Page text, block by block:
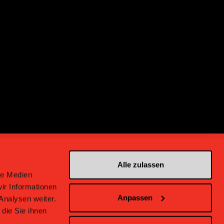
Medien
Informationen
weiter.
Sie ihnen
Alle zulassen
Anpassen
bei Bern